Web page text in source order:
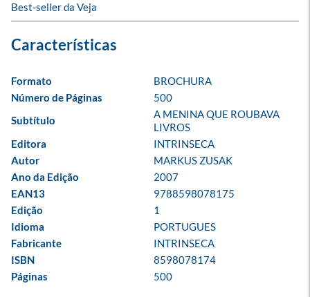
Best-seller da Veja
Formato
BROCHURA
Número de Páginas
500
Subtítulo
A MENINA QUE ROUBAVA
LIVROS
Editora
INTRINSECA
Autor
MARKUS ZUSAK
Ano da Edição
2007
EAN13
9788598078175
Edição
1
Idioma
PORTUGUES
Fabricante
INTRINSECA
ISBN
8598078174
Páginas
500